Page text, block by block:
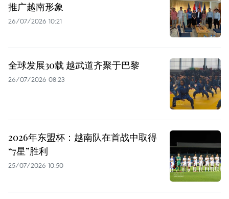
推广越南形象
26/07/2026 10:21
全球发展30载 越武道齐聚于巴黎
26/07/2026 08:23
2026年东盟杯：越南队在首战中取得
“7星”胜利
25/07/2026 10:50